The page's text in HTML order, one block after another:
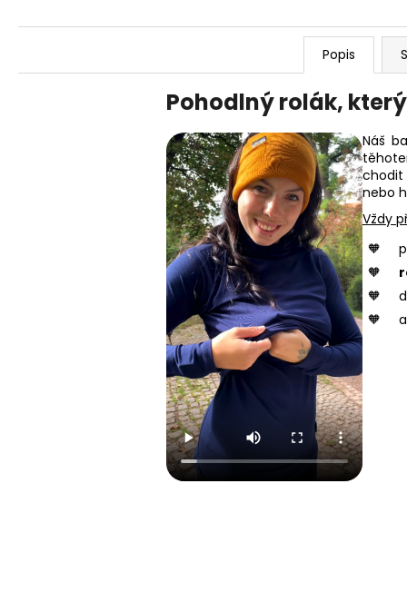
Popis
Pohodlný rolák,
Náš
chodit
nebo
Vždy